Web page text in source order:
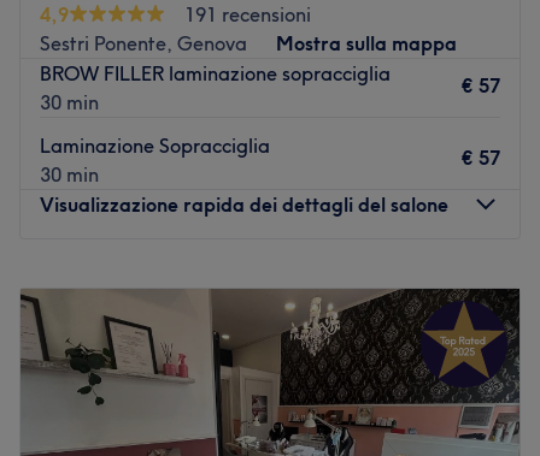
4,9
191 recensioni
Sestri Ponente, Genova
Mostra sulla mappa
BROW FILLER laminazione sopracciglia
30 min
€ 57
Laminazione Sopracciglia
30 min
€ 57
Visualizzazione rapida dei dettagli del salone
09:00–20:00
Mercoledì
09:00–20:00
Giovedì
09:00–20:00
Venerdì
09:00–20:00
09:00
18:30
Domenica
Chiuso